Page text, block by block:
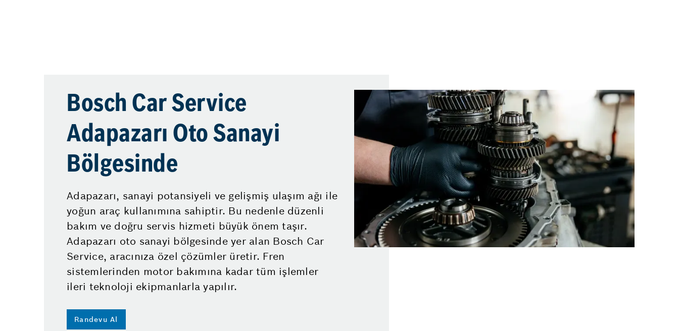
Bosch Car Service
Adapazarı Oto Sanayi
Bölgesinde
Adapazarı, sanayi potansiyeli ve gelişmiş ulaşım ağı ile
yoğun araç kullanımına sahiptir. Bu nedenle düzenli
bakım ve doğru servis hizmeti büyük önem taşır.
Adapazarı oto sanayi bölgesinde yer alan Bosch Car
Service, aracınıza özel çözümler üretir. Fren
sistemlerinden motor bakımına kadar tüm işlemler
ileri teknoloji ekipmanlarla yapılır.
Randevu Al